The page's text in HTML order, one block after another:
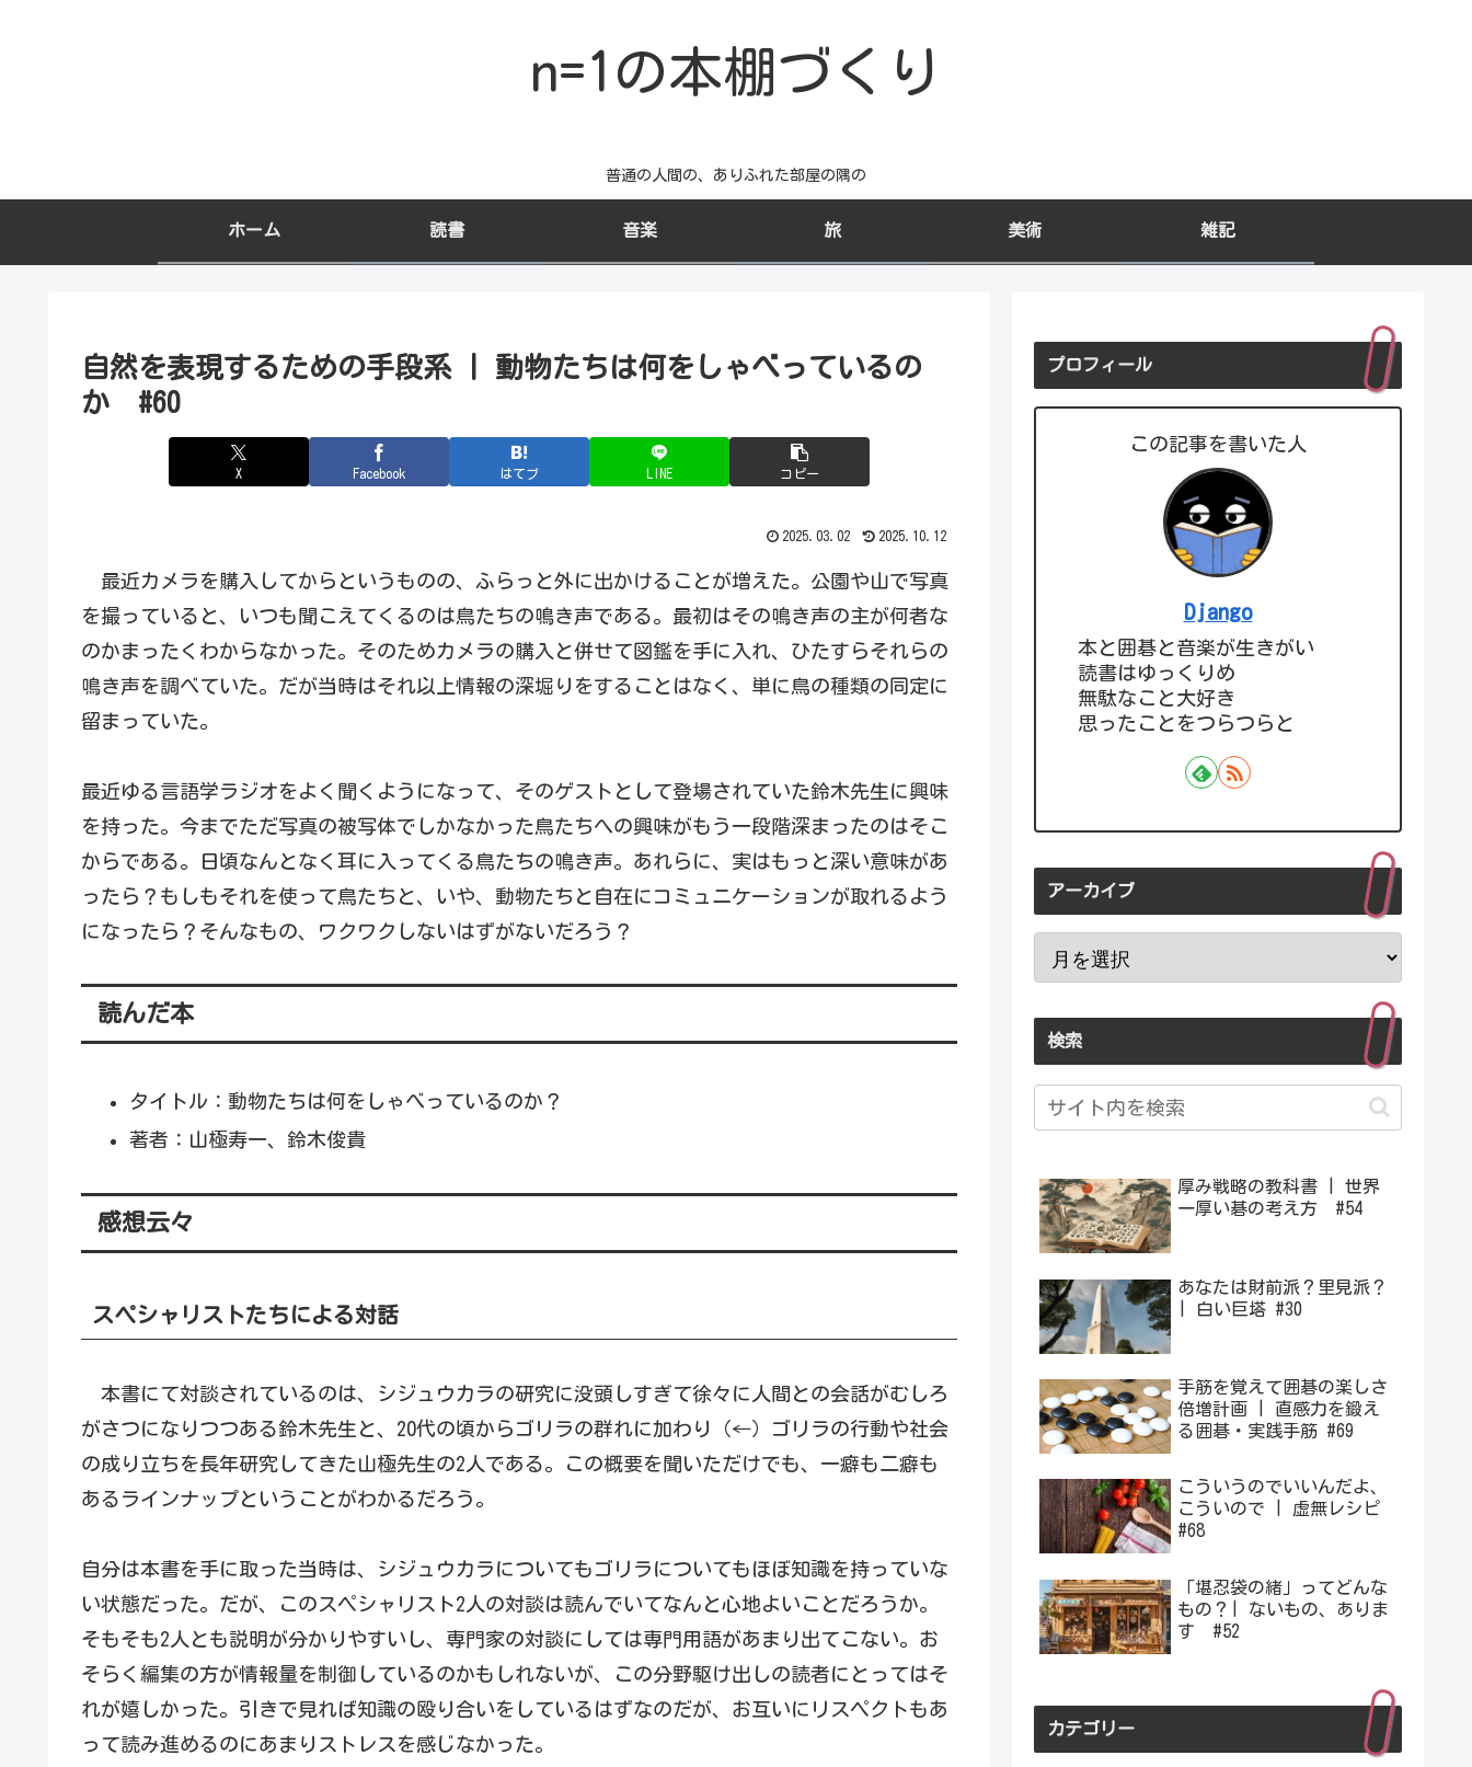
n=1の本棚づくり
普通の人間の、ありふれた部屋の隅の
ホーム 読書 音楽 旅 美術 雑記
自然を表現するための手段系 | 動物たちは何をしゃべっているの
か #60
X Facebook はてブ LINE コピー
2025.03.02 2025.10.12
最近カメラを購入してからというものの、ふらっと外に出かけることが増えた。公園や山で写真
を撮っていると、いつも聞こえてくるのは鳥たちの鳴き声である。最初はその鳴き声の主が何者な
のかまったくわからなかった。そのためカメラの購入と併せて図鑑を手に入れ、ひたすらそれらの
鳴き声を調べていた。だが当時はそれ以上情報の深堀りをすることはなく、単に鳥の種類の同定に
留まっていた。
最近ゆる言語学ラジオをよく聞くようになって、そのゲストとして登場されていた鈴木先生に興味
を持った。今までただ写真の被写体でしかなかった鳥たちへの興味がもう一段階深まったのはそこ
からである。日頃なんとなく耳に入ってくる鳥たちの鳴き声。あれらに、実はもっと深い意味があ
ったら？もしもそれを使って鳥たちと、いや、動物たちと自在にコミュニケーションが取れるよう
になったら？そんなもの、ワクワクしないはずがないだろう？
読んだ本
タイトル：動物たちは何をしゃべっているのか？
著者：山極寿一、鈴木俊貴
感想云々
スペシャリストたちによる対話
本書にて対談されているのは、シジュウカラの研究に没頭しすぎて徐々に人間との会話がむしろ
がさつになりつつある鈴木先生と、20代の頃からゴリラの群れに加わり（←）ゴリラの行動や社会
の成り立ちを長年研究してきた山極先生の2人である。この概要を聞いただけでも、一癖も二癖も
あるラインナップということがわかるだろう。
自分は本書を手に取った当時は、シジュウカラについてもゴリラについてもほぼ知識を持っていな
い状態だった。だが、このスペシャリスト2人の対談は読んでいてなんと心地よいことだろうか。
そもそも2人とも説明が分かりやすいし、専門家の対談にしては専門用語があまり出てこない。お
そらく編集の方が情報量を制御しているのかもしれないが、この分野駆け出しの読者にとってはそ
れが嬉しかった。引きで見れば知識の殴り合いをしているはずなのだが、お互いにリスペクトもあ
って読み進めるのにあまりストレスを感じなかった。
プロフィール
この記事を書いた人
Django
本と囲碁と音楽が生きがい
読書はゆっくりめ
無駄なこと大好き
思ったことをつらつらと
アーカイブ
検索
厚み戦略の教科書 | 世界
一厚い碁の考え方 #54
あなたは財前派？里見派？
| 白い巨塔 #30
手筋を覚えて囲碁の楽しさ
倍増計画 | 直感力を鍛え
る囲碁・実践手筋 #69
こういうのでいいんだよ、
こういので | 虚無レシピ
#68
「堪忍袋の緒」ってどんな
もの？| ないもの、ありま
す #52
カテゴリー